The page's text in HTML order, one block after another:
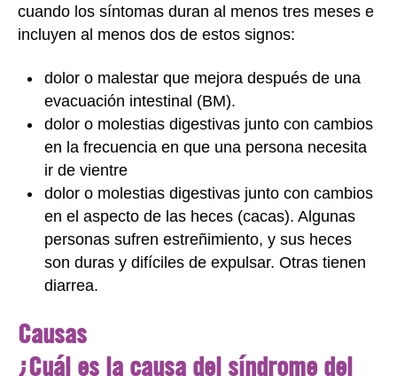
cuando los síntomas duran al menos tres meses e
incluyen al menos dos de estos signos:
dolor o malestar que mejora después de una
evacuación intestinal (BM).
dolor o molestias digestivas junto con cambios
en la frecuencia en que una persona necesita
ir de vientre
dolor o molestias digestivas junto con cambios
en el aspecto de las heces (cacas). Algunas
personas sufren estreñimiento, y sus heces
son duras y difíciles de expulsar. Otras tienen
diarrea.
Causas
¿Cuál es la causa del síndrome del